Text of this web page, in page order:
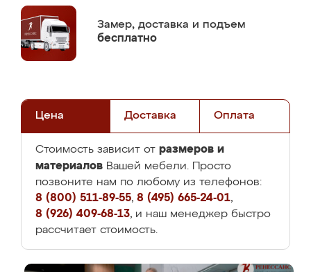
Замер, доставка и подъем
бесплатно
Цена Доставка Оплата
Стоимость зависит от размеров и
материалов Вашей мебели. Просто
позвоните нам по любому из телефонов:
8 (800) 511-89-55, 8 (495) 665-24-01,
8 (926) 409-68-13, и наш менеджер быстро
рассчитает стоимость.